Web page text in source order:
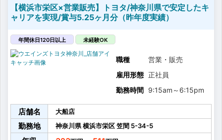
員が近くでサポートいたします。
また、店舗単位で毎月の目標達成を目指すので、周り
の社員とは「1つのチーム」としての結束感を味わいな
【入社後の流れ】
容をご用意いたします。
からのサポートを受けながら業務に慣れていただきま
う検定制度がございます。...
【横浜市栄区×営業販売】トヨタ/神奈川県で安定したキ
ャリアを実現/賞与5.25ヶ月分（昨年度実績）
年間休日120日以上 未経験OK
職種
営業・販売
雇用形態 正社員
勤務時間 9:15am ～ 6:15pm
店舗名 大船店
勤務地 神奈川県横浜市栄区笠間 5-34-5